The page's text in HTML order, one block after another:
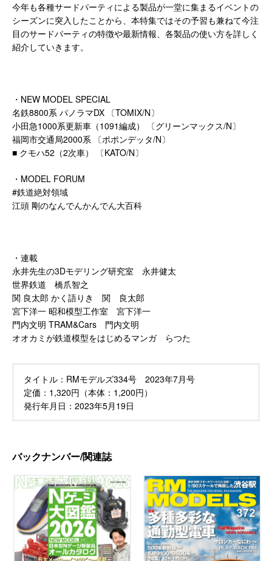
今年も各種サードパーティによる製品が一堂に集まるイベントの
シーズンに突入したことから、本特集ではその予習も兼ねて今注
目のサードパーティの特徴や最新情報、各製品の使い方を詳しく
紹介していきます。
・NEW MODEL SPECIAL
名鉄8800系 パノラマDX 〔TOMIX/N〕
小田急1000系更新車（1091編成） 〔グリーンマックス/N〕
福岡市交通局2000系 〔ポポンデッタ/N〕
■ クモハ52（2次車） 〔KATO/N〕
・MODEL FORUM
#鉄道絶対領域
江頭 剛のなんでんかんでん大百科
・連載
永井先生の3Dモデリング研究室 永井健太
世界鉄道 橋爪智之
関 良太郎 かく語りき 関 良太郎
宮下洋一 昭和模型工作室 宮下洋一
門内文明 TRAM&Cars 門内文明
オオカミが鉄道模型をはじめるマンガ らつた
タイトル： RMモデルズ334号 2023年7月号
定価： 1,320円（本体：1,200円）
発行年月日： 2023年5月19日
バックナンバー/関連誌